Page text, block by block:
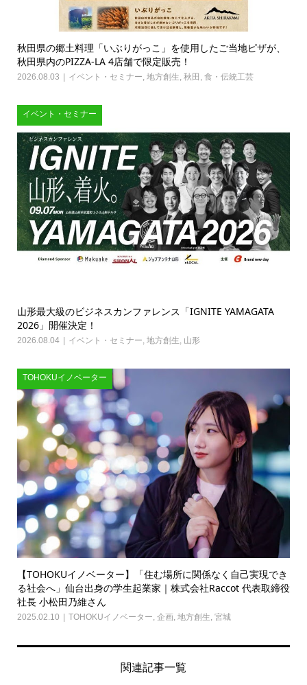
秋田県の郷土料理「いぶりがっこ」を使用したご当地ピザが、
秋田県内のPIZZA-LA 4店舗で限定販売！
2026.08.03 イベント・セミナー, 地方創生, 秋田 , 食・伝統工芸
イベント・セミナー
山形最大級のビジネスカンファレンス「IGNITE YAMAGATA
2026」開催決定！
2026.08.04 イベント・セミナー 地方創生 山形
TOHOKUイノベーター
【TOHOKUイノベーター】「住む場所に関係なく自己実現でき
る社会へ」仙台出身の学生起業家｜株式会社Raccot 代表取締役
社長 小松田乃維さん
2025.02.10 TOHOKUイノベーター, 企画, 地方創生, 宮城
関連記事一覧